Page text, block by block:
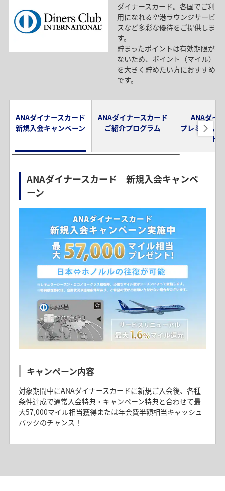
ダイナースカード。各国でご利
用になれる空港ラウンジサービ
スなど多彩な優待をご提供しま
す。
貯まったポイントは有効期限が
ないため、ポイント（マイル）
を大きく貯めたい方におすすめ
です。
ANAダイナースカード
新規入会キャンペーン
ANAダイナースカード
ご紹介プログラム
ANAダイ
プレミアムメ
ド
ANAダイナースカード 新規入会キャンペ
ーン
キャンペーン内容
対象期間中にANAダイナースカードに新規ご入会後、各種
条件達成で通常入会特典・キャンペーン特典と合わせて最
大57,000マイル相当獲得または年会費半額相当キャッシュ
バックのチャンス！